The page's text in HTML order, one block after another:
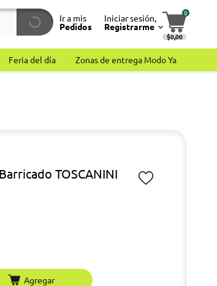
Ir a mis
Pedidos
Iniciar sesión,
Registrarme
0
$0,00
Feria del día Zonas de entrega Modo Ya
TOSCANINI
Agregar